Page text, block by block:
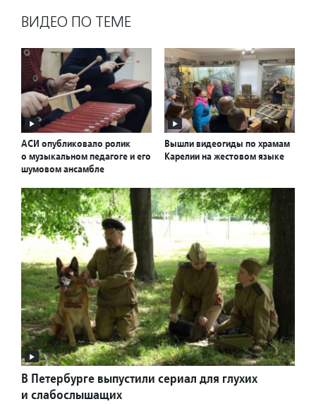
ВИДЕО ПО ТЕМЕ
АСИ опубликовало ролик
о музыкальном педагоге и его
шумовом ансамбле
Вышли видеогиды по храмам
Карелии на жестовом языке
В Петербурге выпустили сериал для глухих
и слабослышащих